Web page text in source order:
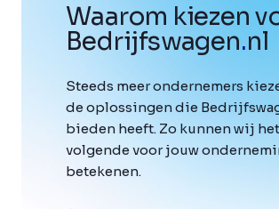
Waarom kiezen
Bedrijfswagen.nl
Steeds meer ondernemers
de oplossingen die
bieden heeft. Zo kunnen wij het
volgende voor jouw
betekenen.